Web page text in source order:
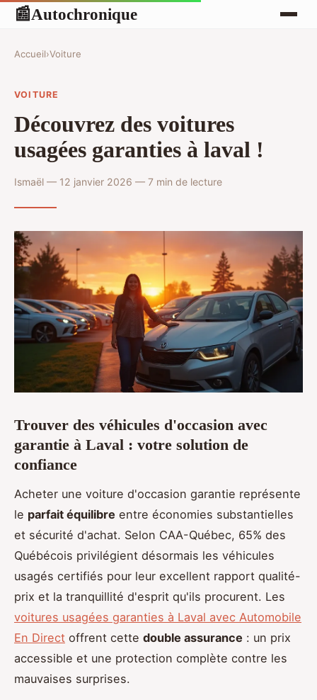
📰Autochronique
Accueil›Voiture
VOITURE
Découvrez des voitures
usagées garanties à laval !
Ismaël — 12 janvier 2026 — 7 min de lecture
Trouver des véhicules d'occasion avec
garantie à Laval : votre solution de
confiance
Acheter une voiture d'occasion garantie représente
le parfait équilibre entre économies substantielles
et sécurité d'achat. Selon CAA-Québec, 65% des
Québécois privilégient désormais les véhicules
usagés certifiés pour leur excellent rapport qualité-
prix et la tranquillité d'esprit qu'ils procurent. Les
voitures usagées garanties à Laval avec Automobile
En Direct offrent cette double assurance : un prix
accessible et une protection complète contre les
mauvaises surprises.